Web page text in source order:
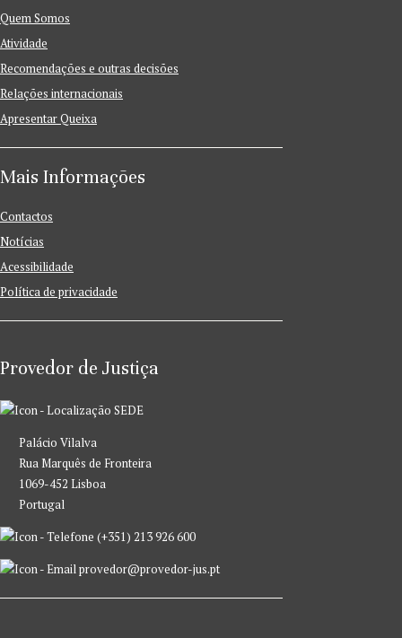
Quem Somos
Atividade
Recomendações e outras decisões
Relações internacionais
Apresentar Queixa
Mais Informações
Contactos
Notícias
Acessibilidade
Política de privacidade
Provedor de Justiça
SEDE
Palácio Vilalva
Rua Marquês de Fronteira
1069-452 Lisboa
Portugal
(+351) 213 926 600
provedor@provedor-jus.pt